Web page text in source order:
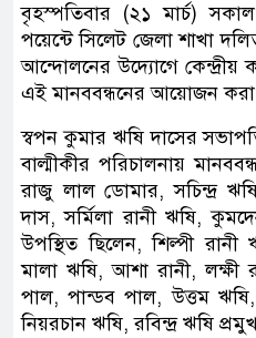
বৃহস্পতিবার (২১ মার্চ)
পয়েন্টে সিলেট জেলা শাখা
আন্দোলনের উদ্যোগে কেন্দ্রীয়
এই মানববন্ধনের আয়োজন
স্বপন কুমার ঋষি দাসের
বাল্মীকীর পরিচালনায়
রাজু লাল ডোমার, সচিন্দ্র
দাস, সর্মিলা রানী ঋষি,
উপস্থিত ছিলেন, শিল্পী
মালা ঋষি, আশা রানী, লক্ষী
পাল, পান্ডব পাল, উত্তম
নিয়রচান ঋষি, রবিন্দ্র ঋষি